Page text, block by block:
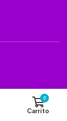
0
Carrito